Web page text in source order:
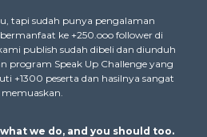
tapi sudah punya pengalaman
ke +250.ooo follower di
publish sudah dibeli dan diunduh
program Speak Up Challenge yang
+1300 peserta dan hasilnya sangat
memuaskan.
we do, and you should too.